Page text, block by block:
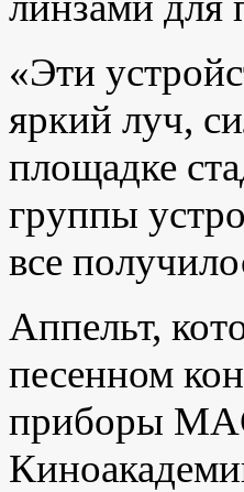
«Эти
яркий луч,
площадке
группы
все
Аппельт,
песенном
приборы